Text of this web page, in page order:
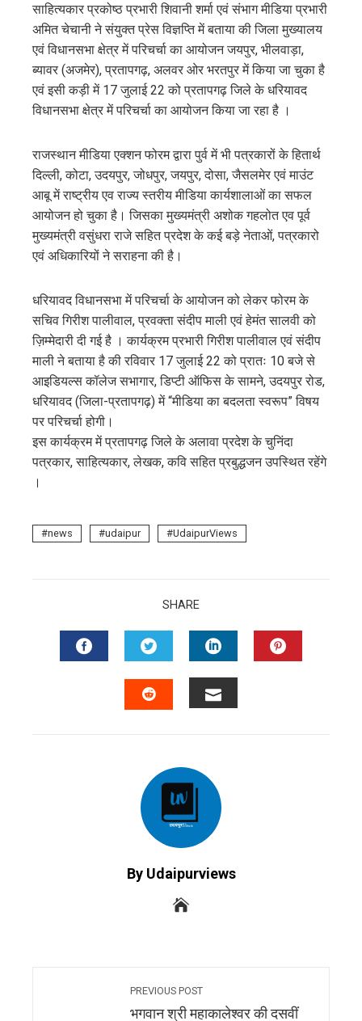
साहित्यकार प्रकोष्ठ प्रभारी शिवानी शर्मा एवं संभाग मीडिया प्रभारी
अमित चेचानी ने संयुक्त प्रेस विज्ञप्ति में बताया की जिला मुख्यालय
एवं विधानसभा क्षेत्र में परिचर्चा का आयोजन जयपुर, भीलवाड़ा,
ब्यावर (अजमेर), प्रतापगढ़, अलवर ओर भरतपुर में किया जा चुका है
एवं इसी कड़ी में 17 जुलाई 22 को प्रतापगढ़ जिले के धरियावद
विधानसभा क्षेत्र में परिचर्चा का आयोजन किया जा रहा है ।
राजस्थान मीडिया एक्शन फोरम द्वारा पुर्व में भी पत्रकारों के हितार्थ
दिल्ली, कोटा, उदयपुर, जोधपुर, जयपुर, दोसा, जैसलमेर एवं माउंट
आबू में राष्ट्रीय एव राज्य स्तरीय मीडिया कार्यशालाओं का सफल
आयोजन हो चुका है। जिसका मुख्यमंत्री अशोक गहलोत एव पूर्व
मुख्यमंत्री वसुंधरा राजे सहित प्रदेश के कई बड़े नेताओं, पत्रकारो
एवं अधिकारियों ने सराहना की है।
धरियावद विधानसभा में परिचर्चा के आयोजन को लेकर फोरम के
सचिव गिरीश पालीवाल, प्रवक्ता संदीप माली एवं हेमंत सालवी को
ज़िम्मेदारी दी गई है । कार्यक्रम प्रभारी गिरीश पालीवाल एवं संदीप
माली ने बताया है की रविवार 17 जुलाई 22 को प्रातः 10 बजे से
आइडियल्स कॉलेज सभागार, डिप्टी ऑफिस के सामने, उदयपुर रोड,
धरियावद (जिला-प्रतापगढ़) में “मीडिया का बदलता स्वरूप” विषय
पर परिचर्चा होगी।
इस कार्यक्रम में प्रतापगढ़ जिले के अलावा प्रदेश के चुनिंदा
पत्रकार, साहित्यकार, लेखक, कवि सहित प्रबुद्धजन उपस्थित रहेंगे
।
news udaipur UdaipurViews
SHARE
FACEBOOKTWITTERLINKEDIN
By Udaipurviews
PREVIOUS POST
भगवान श्री महाकालेश्वर की दसवीं